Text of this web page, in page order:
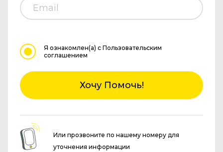
Я ознакомлен(а) с Пользовательским
соглашением
Хочу Помочь!
Или прозвоните по нашему номеру для
уточнения информации